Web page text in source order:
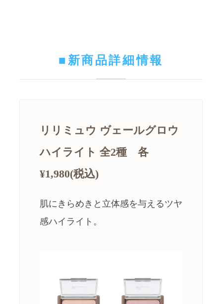
■新商品詳細情報
リリミュウ ヴェールグロウ
ハイライト 全2種 各
¥1,980(税込)
肌にきらめきと立体感を与えるツヤ
感ハイライト。